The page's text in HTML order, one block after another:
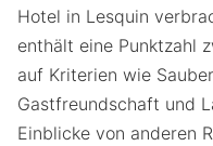
Hotel in Lesquin
enthält eine Punktzahl
auf Kriterien wie
Gastfreundschaft und
Einblicke von anderen